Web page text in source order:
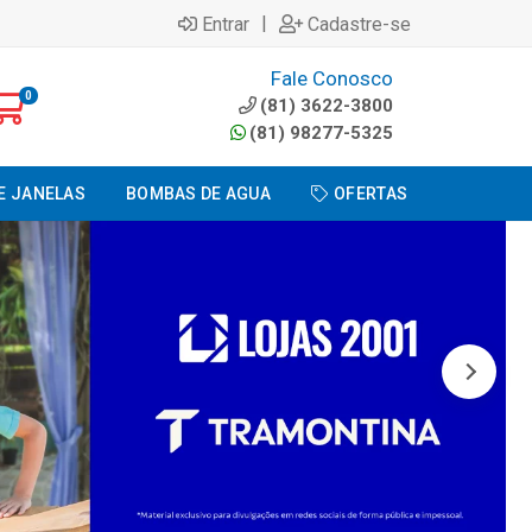
Entrar | Cadastre-se
0
Fale Conosco
(81) 3622-3800
(81) 98277-5325
JANELAS BOMBAS DE AGUA OFERTAS